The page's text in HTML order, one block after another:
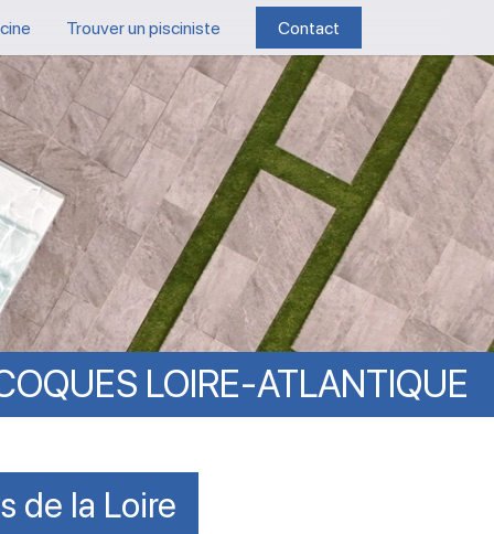
Trouver un pisciniste Contact
LOIRE-ATLANTIQUE
de la Loire